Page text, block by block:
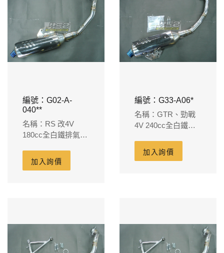
編號：G02-A-
040**
名稱：RS 改4V
180cc全白鐵排氣管
80m/m-藍鈦尾飾管
(法蘭頭外徑38m/m
加入詢價
編號：G33-A06*
名稱：GTR、勁戰
4V 240cc全白鐵排
86m/m-藍鈦尾飾(法
蘭頭外徑38m/m內
加入詢價